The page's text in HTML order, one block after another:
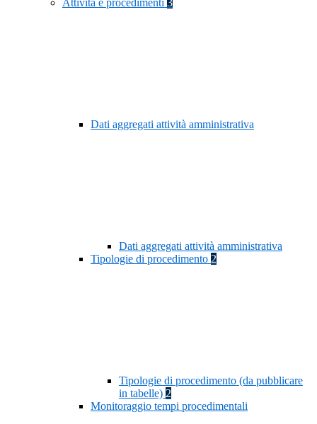
Attività e procedimenti 3
Dati aggregati attività amministrativa
Dati aggregati attività amministrativa
Tipologie di procedimento 2
Tipologie di procedimento (da pubblicare
in tabelle) 2
Monitoraggio tempi procedimentali